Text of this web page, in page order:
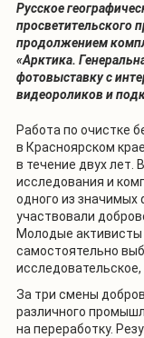
Русское
просветительского
продолжением
«Арктика.
фотовыставку с
видеороликов и
Работа по очистке
в Красноярском
в течение двух лет.
исследования и
одного из значимых
участвовали
Молодые
самостоятельно
За три смены
различного
на переработку.